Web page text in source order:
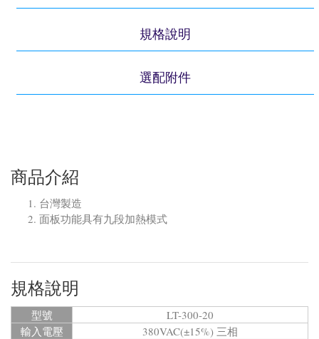
規格說明
選配附件
商品介紹
台灣製造
面板功能具有九段加熱模式
規格說明
型號
LT-300-20
輸入電壓
380VAC(±15%) 三相